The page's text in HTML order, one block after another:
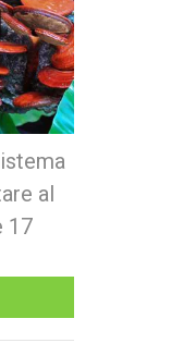
al
17